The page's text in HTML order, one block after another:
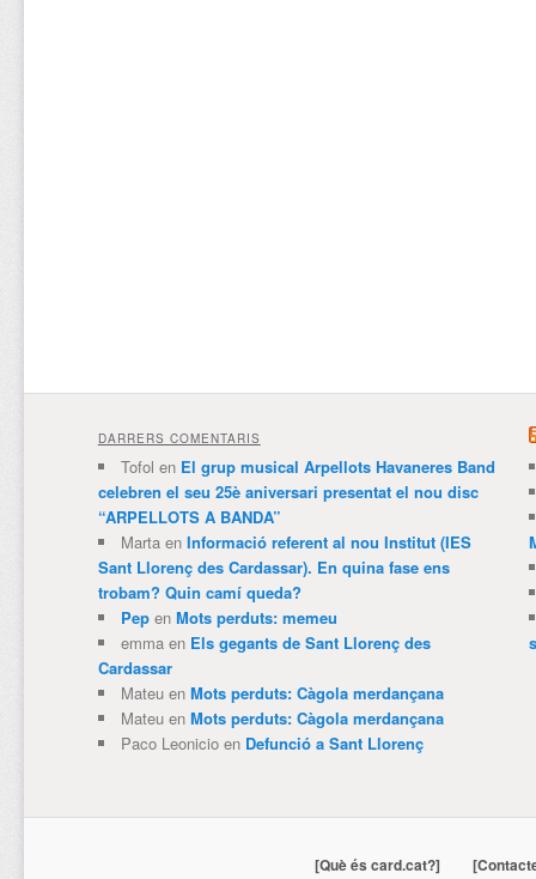
DARRERS COMENTARIS
Tofol en El grup musical Arpellots Havaneres Band
celebren el seu 25è aniversari presentat el nou disc
“ARPELLOTS A BANDA”
Martaen Informació referent al nou Institut (IES
Sant Llorenç des Cardassar). En quina fase ens
trobam? Quin camí queda?
Pepen Mots perduts: memeu
emmaen Els gegants de Sant Llorenç des
Cardassar
Mateuen Mots perduts: Càgola merdançana
Mateuen Mots perduts: Càgola merdançana
Paco Leonicioen Defunció a Sant Llorenç
[Què és card.cat?]